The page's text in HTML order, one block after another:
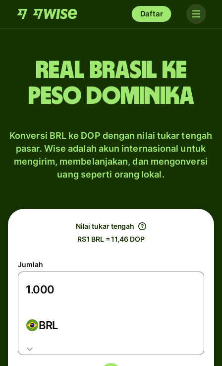
Daftar
real Brasil ke
peso Dominika
Konversi BRL ke DOP dengan nilai tukar tengah
pasar. Wise adalah akun internasional untuk
mengirim, membelanjakan, dan mengonversi
uang seperti orang lokal.
Nilai tukar tengah
R$1 BRL = 11,46 DOP
Jumlah
BRL